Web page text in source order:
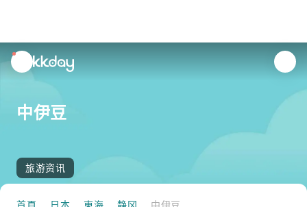
unread
notifications
中伊豆
旅游资讯